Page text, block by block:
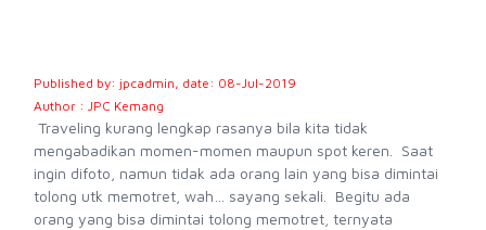
Published by: jpcadmin, date: 08-Jul-2019
Author : JPC Kemang
Traveling kurang lengkap rasanya bila kita tidak
mengabadikan momen-momen maupun spot keren. Saat
ingin difoto, namun tidak ada orang lain yang bisa dimintai
tolong utk memotret, wah… sayang sekali. Begitu ada
orang yang bisa dimintai tolong memotret, ternyata